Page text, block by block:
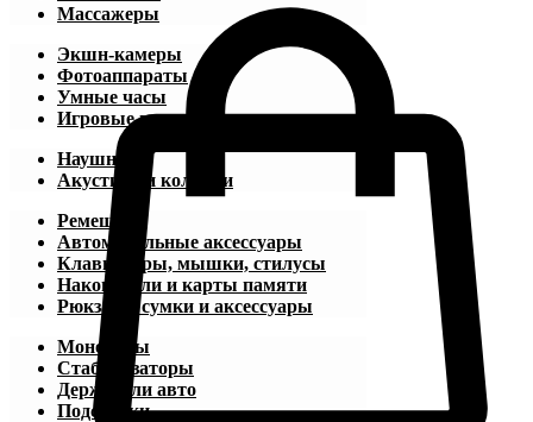
Массажеры
Экшн-камеры
Фотоаппараты
Умные часы
Игровые приставки
Наушники
Акустика и колонки
Ремешки
Автомобильные аксессуары
Клавиатуры, мышки, стилусы
Накопители и карты памяти
Рюкзаки, сумки и аксессуары
Моноподы
Стабилизаторы
Держатели авто
Подставки